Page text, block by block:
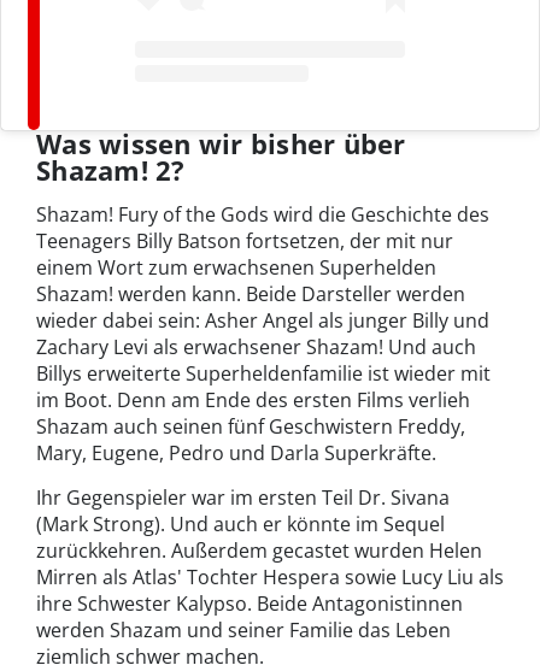
Was wissen wir bisher über
Shazam! 2?
Shazam! Fury of the Gods wird die Geschichte des
Teenagers Billy Batson fortsetzen, der mit nur
einem Wort zum erwachsenen Superhelden
Shazam! werden kann. Beide Darsteller werden
wieder dabei sein: Asher Angel als junger Billy und
Zachary Levi als erwachsener Shazam! Und auch
Billys erweiterte Superheldenfamilie ist wieder mit
im Boot. Denn am Ende des ersten Films verlieh
Shazam auch seinen fünf Geschwistern Freddy,
Mary, Eugene, Pedro und Darla Superkräfte.
Ihr Gegenspieler war im ersten Teil Dr. Sivana
(Mark Strong). Und auch er könnte im Sequel
zurückkehren. Außerdem gecastet wurden Helen
Mirren als Atlas' Tochter Hespera sowie Lucy Liu als
ihre Schwester Kalypso. Beide Antagonistinnen
werden Shazam und seiner Familie das Leben
ziemlich schwer machen.